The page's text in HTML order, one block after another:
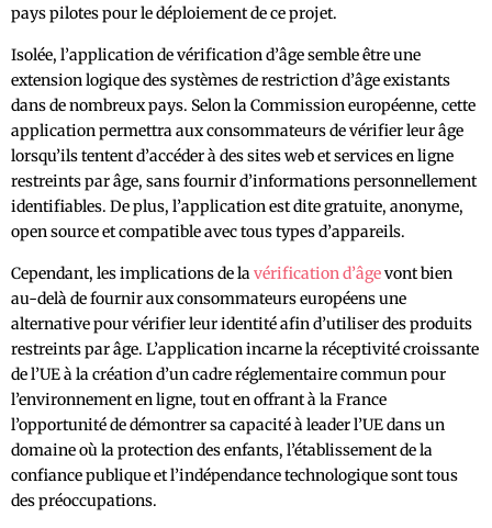
pays pilotes pour le déploiement de ce projet.
Isolée, l’application de vérification d’âge semble être une
extension logique des systèmes de restriction d’âge existants
dans de nombreux pays. Selon la Commission européenne, cette
application permettra aux consommateurs de vérifier leur âge
lorsqu’ils tentent d’accéder à des sites web et services en ligne
restreints par âge, sans fournir d’informations personnellement
identifiables. De plus, l’application est dite gratuite, anonyme,
open source et compatible avec tous types d’appareils.
Cependant, les implications de lavérification d’âgevont bien
au-delà de fournir aux consommateurs européens une
alternative pour vérifier leur identité afin d’utiliser des produits
restreints par âge. L’application incarne la réceptivité croissante
de l’UE à la création d’un cadre réglementaire commun pour
l’environnement en ligne, tout en offrant à la France
l’opportunité de démontrer sa capacité à leader l’UE dans un
domaine où la protection des enfants, l’établissement de la
confiance publique et l’indépendance technologique sont tous
des préoccupations.